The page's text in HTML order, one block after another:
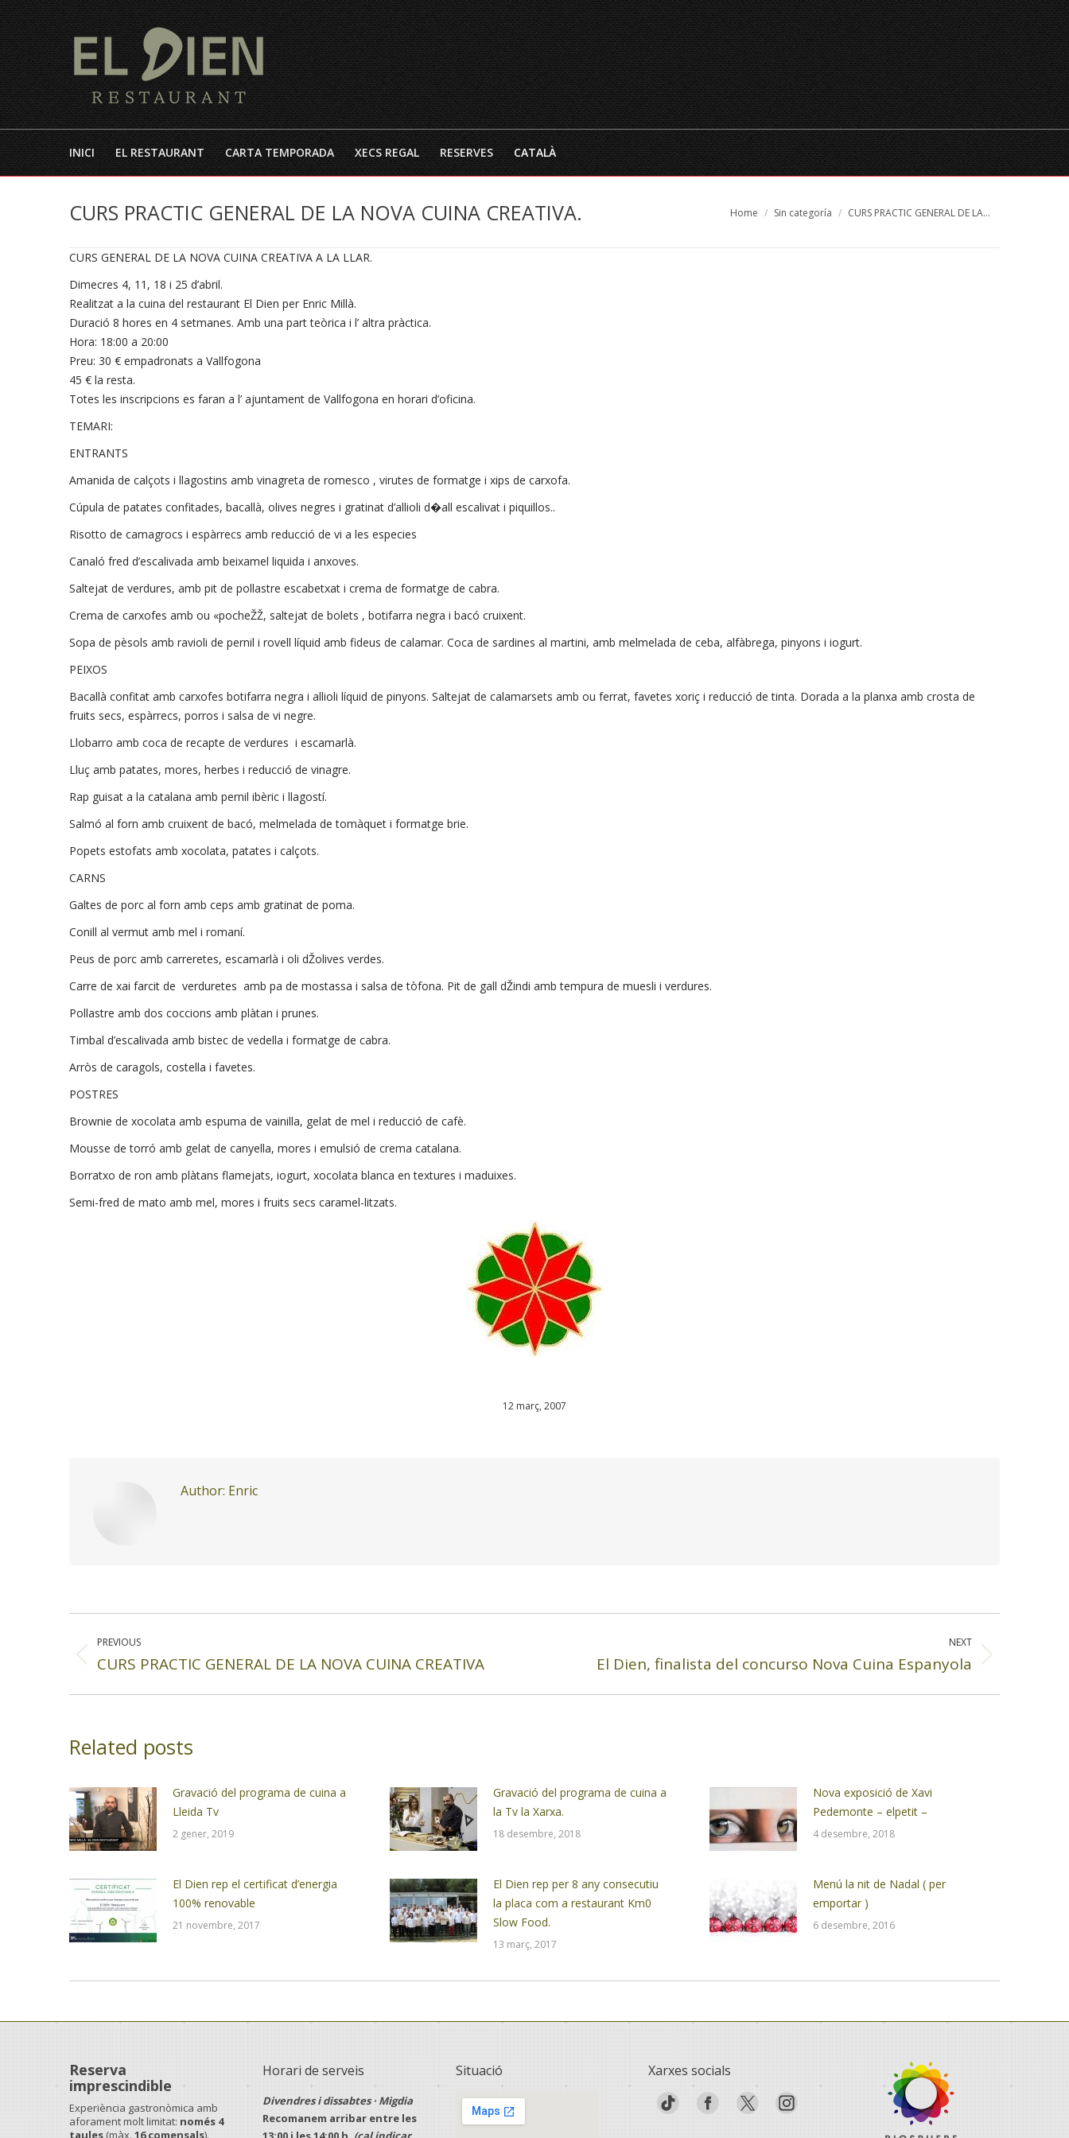
INICI EL RESTAURANT CARTA TEMPORADA XECS REGAL RESERVES CATALÀ
CURS PRACTIC GENERAL DE LA NOVA CUINA CREATIVA. You are here:
Home Sin categoría CURS PRACTIC GENERAL DE LA…
CURS GENERAL DE LA NOVA CUINA CREATIVA A LA LLAR.
Dimecres 4, 11, 18 i 25 d’abril.
Realitzat a la cuina del restaurant El Dien per Enric Millà.
Duració 8 hores en 4 setmanes. Amb una part teòrica i l’ altra pràctica.
Hora: 18:00 a 20:00
Preu: 30 € empadronats a Vallfogona
45 € la resta.
Totes les inscripcions es faran a l’ ajuntament de Vallfogona en horari d’oficina.
TEMARI:
ENTRANTS
Amanida de calçots i llagostins amb vinagreta de romesco , virutes de formatge i xips de carxofa.
Cúpula de patates confitades, bacallà, olives negres i gratinat d’allioli d�all escalivat i piquillos..
Risotto de camagrocs i espàrrecs amb reducció de vi a les especies
Canaló fred d’escalivada amb beixamel liquida i anxoves.
Saltejat de verdures, amb pit de pollastre escabetxat i crema de formatge de cabra.
Crema de carxofes amb ou «pocheŽŽ, saltejat de bolets , botifarra negra i bacó cruixent.
Sopa de pèsols amb ravioli de pernil i rovell líquid amb fideus de calamar. Coca de sardines al martini, amb melmelada de ceba, alfàbrega, pinyons i iogurt.
PEIXOS
Bacallà confitat amb carxofes botifarra negra i allioli líquid de pinyons. Saltejat de calamarsets amb ou ferrat, favetes xoriç i reducció de tinta. Dorada a la planxa amb crosta de
fruits secs, espàrrecs, porros i salsa de vi negre.
Llobarro amb coca de recapte de verdures i escamarlà.
Lluç amb patates, mores, herbes i reducció de vinagre.
Rap guisat a la catalana amb pernil ibèric i llagostí.
Salmó al forn amb cruixent de bacó, melmelada de tomàquet i formatge brie.
Popets estofats amb xocolata, patates i calçots.
CARNS
Galtes de porc al forn amb ceps amb gratinat de poma.
Conill al vermut amb mel i romaní.
Peus de porc amb carreretes, escamarlà i oli dŽolives verdes.
Carre de xai farcit de verduretes amb pa de mostassa i salsa de tòfona. Pit de gall dŽindi amb tempura de muesli i verdures.
Pollastre amb dos coccions amb plàtan i prunes.
Timbal d’escalivada amb bistec de vedella i formatge de cabra.
Arròs de caragols, costella i favetes.
POSTRES
Brownie de xocolata amb espuma de vainilla, gelat de mel i reducció de cafè.
Mousse de torró amb gelat de canyella, mores i emulsió de crema catalana.
Borratxo de ron amb plàtans flamejats, iogurt, xocolata blanca en textures i maduixes.
Semi-fred de mato amb mel, mores i fruits secs caramel-litzats.
12 març, 2007
Author: Enric
Post
navigation
PREVIOUS
Previous
CURS PRACTIC GENERAL DE LA NOVA CUINA CREATIVA
NEXT
El Dien, finalista del concurso Nova Cuina Espanyola
Related posts
Gravació del programa de cuina a
Lleida Tv
2 gener, 2019
Gravació del programa de cuina a
la Tv la Xarxa.
18 desembre, 2018
Nova exposició de Xavi
Pedemonte – elpetit –
4 desembre, 2018
El Dien rep el certificat d’energia
100% renovable
21 novembre, 2017
El Dien rep per 8 any consecutiu
la placa com a restaurant Km0
Slow Food.
13 març, 2017
Menú la nit de Nadal ( per
emportar )
6 desembre, 2016
Reserva
imprescindible
Experiència gastronòmica amb
aforament molt limitat: només 4
taules (màx. 16 comensals).
Horari de serveis
Divendres i dissabtes · Migdia
Recomanem arribar entre les
Situació Xarxes socials
INICI EL RESTAURANT CARTA TEMPORADA XECS REGAL RESERVES CATALÀ